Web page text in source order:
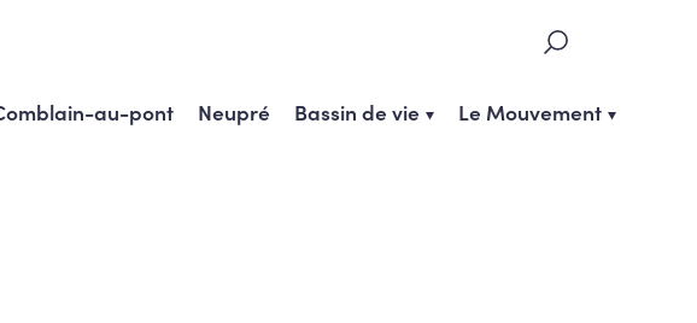
au-pont Neupré Bassin de vie Le Mouvement